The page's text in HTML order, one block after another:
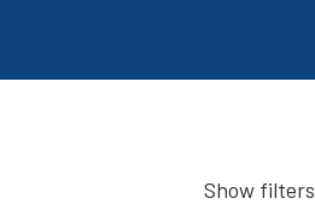
Show filters